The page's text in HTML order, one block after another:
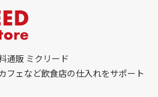
通販 ミクリード
フェなど飲食店の仕入れをサポート